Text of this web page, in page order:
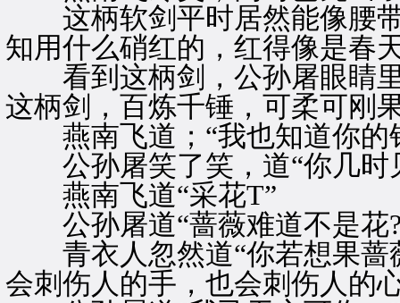
这柄软剑平时居然能像腰带
知用什么硝红的，红得像是春
看到这柄剑，公孙屠眼睛里
这柄剑，百炼千锤，可柔可刚
燕南飞道；“我也知道你的
公孙屠笑了笑，道“你几时
燕南飞道“采花T”
公孙屠道“蔷薇难道不是花
青衣人忽然道“你若想果蔷
会刺伤人的手，也会刺伤人的